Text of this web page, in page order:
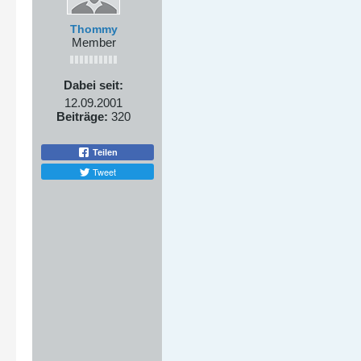
Thommy
Member
Dabei seit:
12.09.2001
Beiträge: 320
Teilen
Tweet